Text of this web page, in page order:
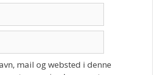
mail og websted i denne